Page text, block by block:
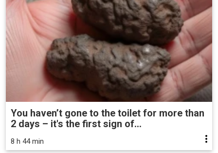
You haven’t gone to the toilet for more than
2 days – it's the first sign of...
8 h 44 min